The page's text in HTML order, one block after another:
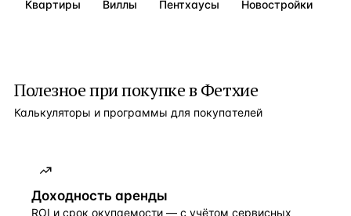
Квартиры Виллы Пентхаусы Новостройки
Полезное при покупке в Фетхие
Калькуляторы и программы для покупателей
Доходность аренды
ROI и срок окупаемости — с учётом сервисных